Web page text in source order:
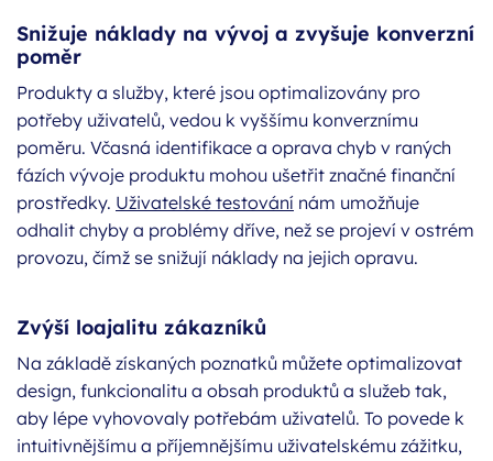
Snižuje náklady na vývoj a zvyšuje konverzní
poměr
Produkty a služby, které jsou optimalizovány pro
potřeby uživatelů, vedou k vyššímu konverznímu
poměru. Včasná identifikace a oprava chyb v raných
fázích vývoje produktu mohou ušetřit značné finanční
prostředky. Uživatelské testování nám umožňuje
odhalit chyby a problémy dříve, než se projeví v ostrém
provozu, čímž se snižují náklady na jejich opravu.
Zvýší loajalitu zákazníků
Na základě získaných poznatků můžete optimalizovat
design, funkcionalitu a obsah produktů a služeb tak,
aby lépe vyhovovaly potřebám uživatelů. To povede k
intuitivnějšímu a příjemnějšímu uživatelskému zážitku,